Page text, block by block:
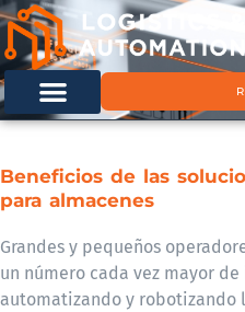
Beneficios de las
para almacenes
Grandes y pequeños
un número cada vez mayor
automatizando y robotizando